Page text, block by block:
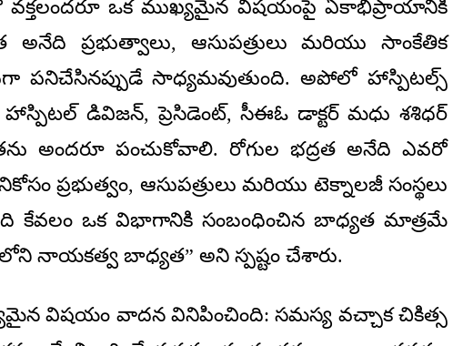
వక్తలందరూ ఒక ముఖ్యమైన విషయంపై ఏకాభిప్రాయానికి
అనేది ప్రభుత్వాలు, ఆసుపత్రులు మరియు సాంకేతిక
పనిచేసినప్పుడే సాధ్యమవుతుంది. అపోలో హాస్పిటల్స్
డివిజన్, ప్రెసిడెంట్, సీఈఓ డాక్టర్ మధు శశిధర్
అందరూ పంచుకోవాలి. రోగుల భద్రత అనేది ఎవరో
ప్రభుత్వం, ఆసుపత్రులు మరియు టెక్నాలజీ సంస్థలు
ఒక విభాగానికి సంబంధించిన బాధ్యత మాత్రమే
నాయకత్వ బాధ్యత” అని స్పష్టం చేశారు.
విషయం వాదన వినిపించింది: సమస్య వచ్చాక చికిత్స